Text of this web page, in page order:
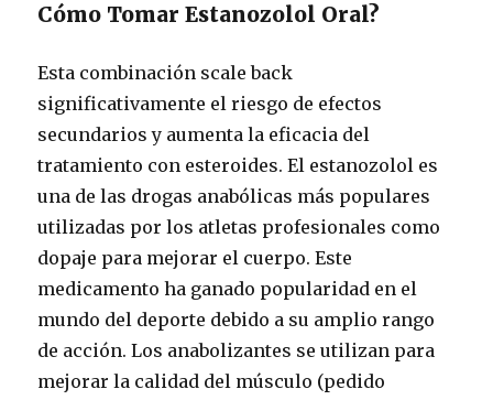
Cómo Tomar Estanozolol Oral?
Esta combinación scale back
significativamente el riesgo de efectos
secundarios y aumenta la eficacia del
tratamiento con esteroides. El estanozolol es
una de las drogas anabólicas más populares
utilizadas por los atletas profesionales como
dopaje para mejorar el cuerpo. Este
medicamento ha ganado popularidad en el
mundo del deporte debido a su amplio rango
de acción. Los anabolizantes se utilizan para
mejorar la calidad del músculo (pedido